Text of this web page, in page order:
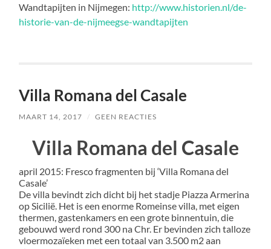
Wandtapijten in Nijmegen: http://www.historien.nl/de-
historie-van-de-nijmeegse-wandtapijten
Villa Romana del Casale
MAART 14, 2017 / GEEN REACTIES
Villa Romana del Casale
april 2015: Fresco fragmenten bij ‘Villa Romana del
Casale’
De villa bevindt zich dicht bij het stadje Piazza Armerina
op Sicilië. Het is een enorme Romeinse villa, met eigen
thermen, gastenkamers en een grote binnentuin, die
gebouwd werd rond 300 na Chr. Er bevinden zich talloze
vloermozaïeken met een totaal van 3.500 m2 aan